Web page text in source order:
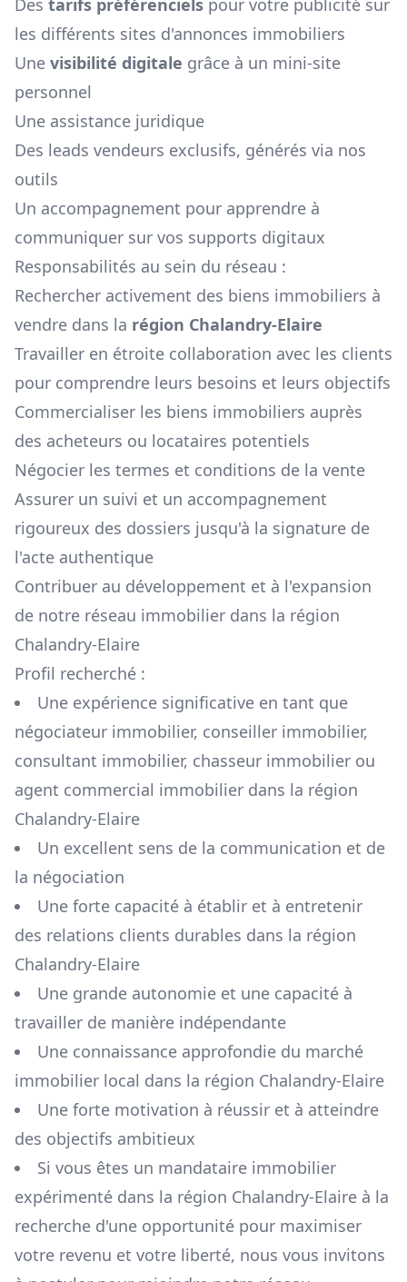
Des tarifs préférenciels pour votre publicité sur
les différents sites d'annonces immobiliers
Une visibilité digitale grâce à un mini-site
personnel
Une assistance juridique
Des leads vendeurs exclusifs, générés via nos
outils
Un accompagnement pour apprendre à
communiquer sur vos supports digitaux
Responsabilités au sein du réseau :
Rechercher activement des biens immobiliers à
vendre dans la région Chalandry-Elaire
Travailler en étroite collaboration avec les clients
pour comprendre leurs besoins et leurs objectifs
Commercialiser les biens immobiliers auprès
des acheteurs ou locataires potentiels
Négocier les termes et conditions de la vente
Assurer un suivi et un accompagnement
rigoureux des dossiers jusqu'à la signature de
l'acte authentique
Contribuer au développement et à l'expansion
de notre réseau immobilier dans la région
Chalandry-Elaire
Profil recherché :
Une expérience significative en tant que
négociateur immobilier, conseiller immobilier,
consultant immobilier, chasseur immobilier ou
agent commercial immobilier dans la région
Chalandry-Elaire
Un excellent sens de la communication et de
la négociation
Une forte capacité à établir et à entretenir
des relations clients durables dans la région
Chalandry-Elaire
Une grande autonomie et une capacité à
travailler de manière indépendante
Une connaissance approfondie du marché
immobilier local dans la région Chalandry-Elaire
Une forte motivation à réussir et à atteindre
des objectifs ambitieux
Si vous êtes un mandataire immobilier
expérimenté dans la région Chalandry-Elaire à la
recherche d'une opportunité pour maximiser
votre revenu et votre liberté, nous vous invitons